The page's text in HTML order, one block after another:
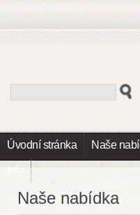
Úvodní stránka Naše
Info
Naše nabídka